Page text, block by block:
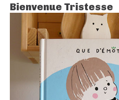
Bienvenue Tristesse